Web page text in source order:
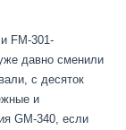
FM-301-
давно сменили
с десяток
и
GM-340, если